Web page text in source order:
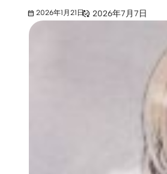
2026年1月21日 2026年7月7日